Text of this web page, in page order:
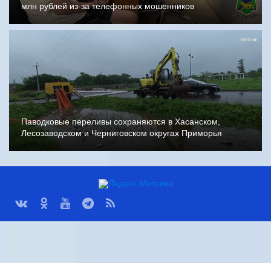
млн рублей из-за телефонных мошенников
Паводковые переливы сохраняются в Хасанском,
Лесозаводском и Черниговском округах Приморья